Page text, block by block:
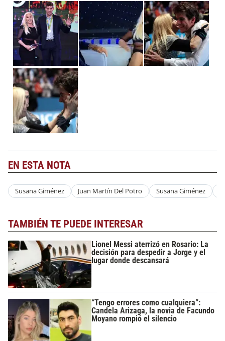
EN ESTA NOTA
Susana Giménez Juan Martín Del Potro Susana Giménez
TAMBIÉN TE PUEDE INTERESAR
Lionel Messi aterrizó en Rosario: La
decisión para despedir a Jorge y el
lugar donde descansará
“Tengo errores como cualquiera”:
Candela Arizaga, la novia de Facundo
Moyano rompió el silencio